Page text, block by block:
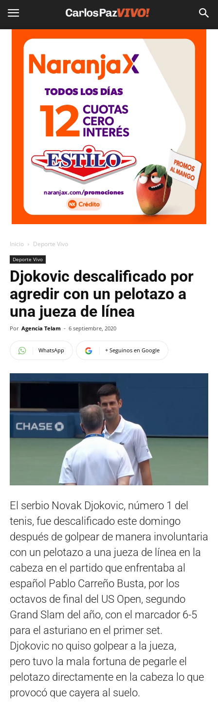
Inicio Deporte Vivo
Deporte Vivo
Djokovic descalificado por
agredir con un pelotazo a
una jueza de línea
Por Agencia Telam - 6 septiembre, 2020
WhatsApp + Seguinos en Google
El serbio Novak Djokovic, número 1 del
tenis, fue descalificado este domingo
después de golpear de manera involuntaria
con un pelotazo a una jueza de línea en la
cabeza en el partido que enfrentaba al
español Pablo Carreño Busta, por los
octavos de final del US Open, segundo
Grand Slam del año, con el marcador 6-5
para el asturiano en el primer set.
Djokovic no quiso golpear a la jueza,
pero tuvo la mala fortuna de pegarle el
pelotazo directamente en la cabeza lo que
provocó que cayera al suelo.